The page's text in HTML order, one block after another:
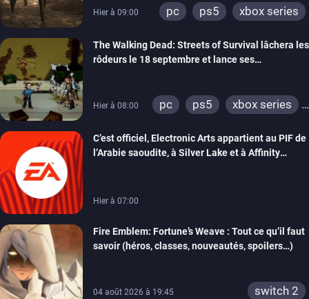
Hier à 09:00 pc ps5 xbox series
The Walking Dead: Streets of Survival lâchera les
rôdeurs le 18 septembre et lance ses
Hier à 08:00 pc ps5
xbox series
C’est officiel, Electronic Arts appartient au PIF de
l’Arabie saoudite, à Silver Lake et à Affinity
Hier à 07:00
Fire Emblem: Fortune’s Weave : Tout ce qu’il faut
savoir (héros, classes, nouveautés, spoilers…)
04 août 2026 à 19:45 switch 2